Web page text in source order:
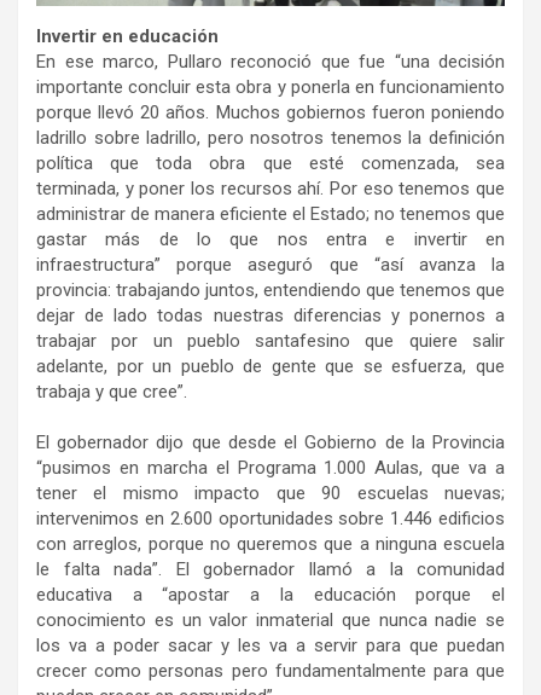
Invertir en educación
En ese marco, Pullaro reconoció que fue “una decisión
importante concluir esta obra y ponerla en funcionamiento
porque llevó 20 años. Muchos gobiernos fueron poniendo
ladrillo sobre ladrillo, pero nosotros tenemos la definición
política que toda obra que esté comenzada, sea
terminada, y poner los recursos ahí. Por eso tenemos que
administrar de manera eficiente el Estado; no tenemos que
gastar más de lo que nos entra e invertir en
infraestructura” porque aseguró que “así avanza la
provincia: trabajando juntos, entendiendo que tenemos que
dejar de lado todas nuestras diferencias y ponernos a
trabajar por un pueblo santafesino que quiere salir
adelante, por un pueblo de gente que se esfuerza, que
trabaja y que cree”.
El gobernador dijo que desde el Gobierno de la Provincia
“pusimos en marcha el Programa 1.000 Aulas, que va a
tener el mismo impacto que 90 escuelas nuevas;
intervenimos en 2.600 oportunidades sobre 1.446 edificios
con arreglos, porque no queremos que a ninguna escuela
le falta nada”. El gobernador llamó a la comunidad
educativa a “apostar a la educación porque el
conocimiento es un valor inmaterial que nunca nadie se
los va a poder sacar y les va a servir para que puedan
crecer como personas pero fundamentalmente para que